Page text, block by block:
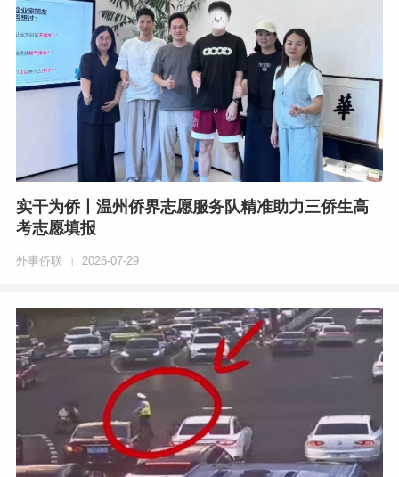
实干为侨丨温州侨界志愿服务队精准助力三侨生高
考志愿填报
外事侨联 | 2026-07-29